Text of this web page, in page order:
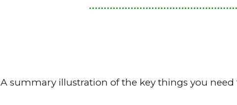
A summary illustration of the key things you